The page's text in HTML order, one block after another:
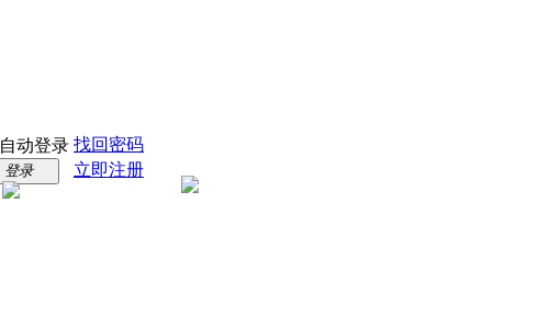
自动登录 找回密码
登录
立即注册